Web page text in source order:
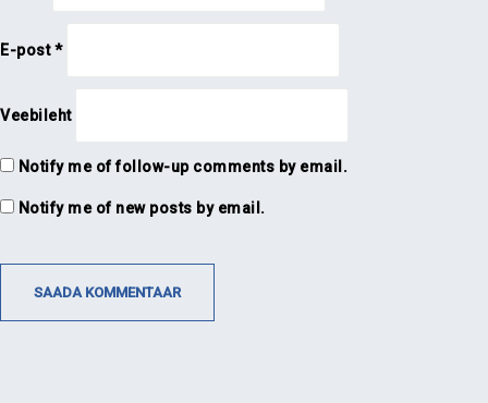
E-post*
Veebileht
Notify me of follow-up comments by email.
Notify me of new posts by email.